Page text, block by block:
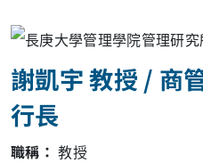
謝凱宇 教授 / 商
行長
職稱： 教授